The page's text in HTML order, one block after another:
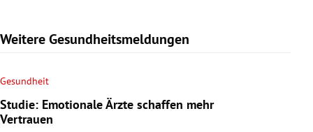
Weitere Gesundheitsmeldungen
Gesundheit
Studie: Emotionale Ärzte schaffen mehr
Vertrauen